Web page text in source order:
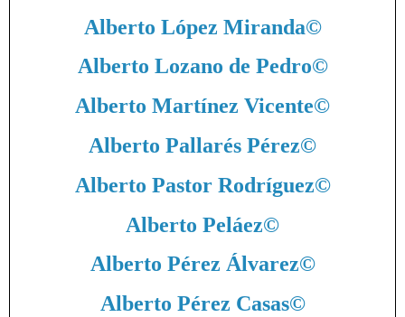
Alberto López Miranda©
Alberto Lozano de Pedro©
Alberto Martínez Vicente©
Alberto Pallarés Pérez©
Alberto Pastor Rodríguez©
Alberto Peláez©
Alberto Pérez Álvarez©
Alberto Pérez Casas©